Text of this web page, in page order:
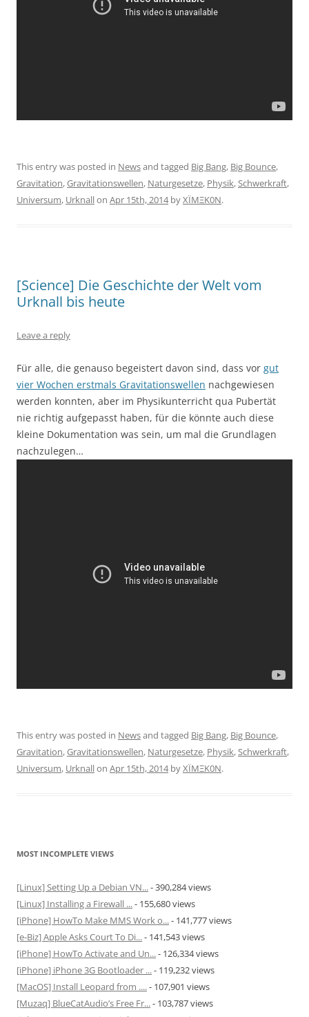
This entry was posted in Newsand tagged Big Bang, Big Bounce,
Gravitation,Gravitationswellen, Naturgesetze, Physik,Schwerkraft,
Universum, Urknallon Apr 15th, 2014byXÏMΞK0N.
[Science] Die Geschichte der Welt vom
Urknall bis heute
Leave a reply
Für alle, die genauso begeistert davon sind, dass vor gut
vier Wochen erstmals Gravitationswellen nachgewiesen
werden konnten, aber im Physikunterricht qua Pubertät
nie richtig aufgepasst haben, für die könnte auch diese
kleine Dokumentation was sein, um mal die Grundlagen
nachzulegen…
This entry was posted in Newsand tagged Big Bang, Big Bounce,
Gravitation,Gravitationswellen, Naturgesetze, Physik,Schwerkraft,
Universum, Urknallon Apr 15th, 2014byXÏMΞK0N.
MOST INCOMPLETE VIEWS
[Linux] Setting Up a Debian VN...- 390,284 views
[Linux] Installing a Firewall ...- 155,680 views
[iPhone] HowTo Make MMS Work o...- 141,777 views
[e-Biz] Apple Asks Court To Di...- 141,543 views
[iPhone] HowTo Activate and Un...- 126,334 views
[iPhone] iPhone 3G Bootloader ...- 119,232 views
[MacOS] Install Leopard from ....- 107,901 views
[Muzaq] BlueCatAudio’s Free Fr...- 103,787 views